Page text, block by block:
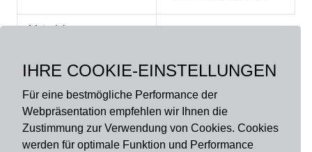
IHRE COOKIE-EINSTELLUNGEN
Für eine bestmögliche Performance der
Webpräsentation empfehlen wir Ihnen die
Zustimmung zur Verwendung von Cookies. Cookies
werden für optimale Funktion und Performance
Material:
rutschfest